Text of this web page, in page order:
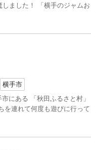
ました！ 「横手のジャムお
横手市
にある 「秋田ふるさと村」
を連れて何度も遊びに行って